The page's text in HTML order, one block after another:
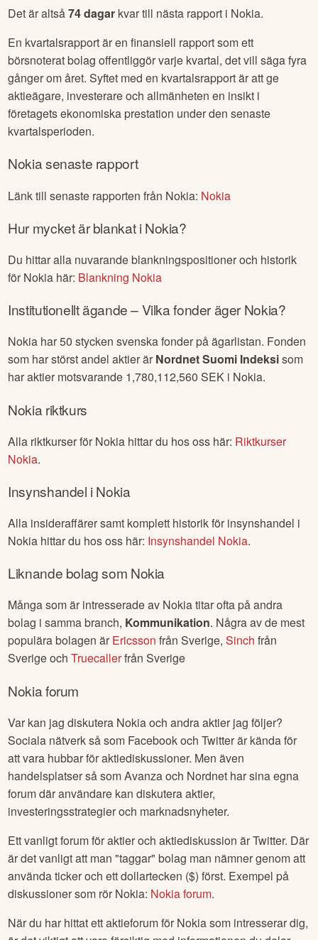
Det är altså74dagar kvar till nästa rapport i Nokia.
En kvartalsrapport är en finansiell rapport som ett
börsnoterat bolag offentliggör varje kvartal, det vill säga fyra
gånger om året. Syftet med en kvartalsrapport är att ge
aktieägare, investerare och allmänheten en insikt i
företagets ekonomiska prestation under den senaste
kvartalsperioden.
Nokiasenaste rapport
Länk till senaste rapporten från Nokia: Nokia
Hur mycket är blankat iNokia?
Du hittar alla nuvarande blankningspositioner och historik
för Nokia här: Blankning Nokia
Institutionellt ägande – Vilka fonder ägerNokia?
Nokia har50 stycken svenska fonder på ägarlistan. Fonden
som har störst andel aktier är Nordnet Suomi Indeksisom
har aktier motsvarande 1,780,112,560 SEK i Nokia.
Nokiariktkurs
Alla riktkurser för Nokia hittar du hos oss här: Riktkurser
Nokia.
Insynshandel iNokia
Alla insideraffärer samt komplett historik för insynshandel i
Nokia hittar du hos oss här: Insynshandel Nokia.
Liknande bolag som Nokia
Många som är intresserade av Nokiatitar ofta på andra
bolag i samma branch, Kommunikation. Några av de mest
populära bolagen är Ericsson frånSverige,Sinch från
SverigeochTruecallerfrånSverige
Nokiaforum
Var kan jag diskutera Nokiaoch andra aktier jag följer?
Sociala nätverk så som Facebook och Twitter är kända för
att vara hubbar för aktiediskussioner. Men även
handelsplatser så som Avanza och Nordnet har sina egna
forum där användare kan diskutera aktier,
investeringsstrategier och marknadsnyheter.
Ett vanligt forum för aktier och aktiediskussion är Twitter. Där
är det vanligt att man "taggar" bolag man nämner genom att
använda ticker och ett dollartecken ($) först. Exempel på
diskussioner som rör Nokia: Nokiaforum.
När du har hittat ett aktieforum för Nokiasom intresserar dig,